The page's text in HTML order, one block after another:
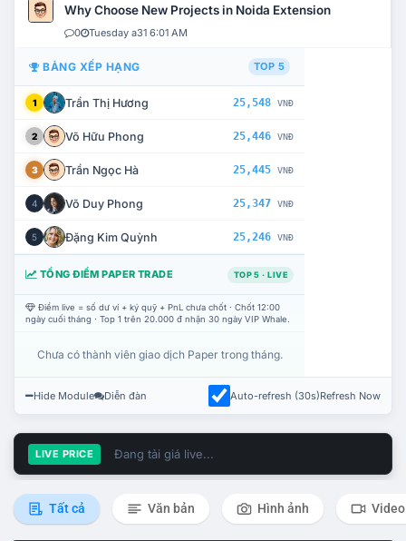
Why Choose New Projects in Noida Extension
0 Tuesday a31 6:01 AM
BẢNG XẾP HẠNG TOP 5
1 Trần Thị Hương 25,548 VNĐ
2 Võ Hữu Phong 25,446 VNĐ
3 Trần Ngọc Hà 25,445 VNĐ
4 Võ Duy Phong 25,347 VNĐ
5 Đặng Kim Quỳnh 25,246 VNĐ
TỔNG ĐIỂM PAPER TRADE TOP 5 · LIVE
Điểm live = số dư ví + ký quỹ + PnL chưa chốt · Chốt 12:00
ngày cuối tháng · Top 1 trên 20.000 đ nhận 30 ngày VIP Whale.
Chưa có thành viên giao dịch Paper trong tháng.
Hide Module Diễn đàn Auto-refresh (30s)Refresh Now
LIVE PRICE Đang tải giá live...
Tất cả Văn bản Hình ảnh Video